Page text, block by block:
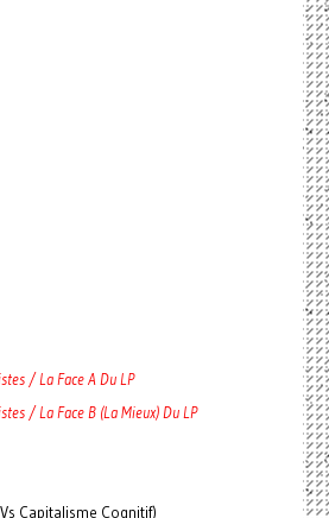
/ La Face A Du LP
/ La Face B (La Mieux) Du LP
Capitalisme Cognitif)